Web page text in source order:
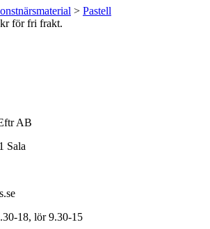
> Pastell
för fri frakt.
AB
Sala
18, lör 9.30-15